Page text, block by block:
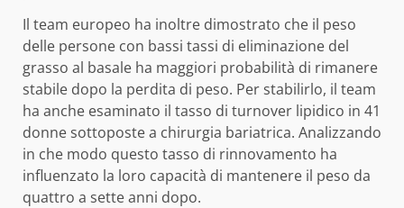
Il team europeo ha inoltre dimostrato che il peso
delle persone con bassi tassi di eliminazione del
grasso al basale ha maggiori probabilità di rimanere
stabile dopo la perdita di peso. Per stabilirlo, il team
ha anche esaminato il tasso di turnover lipidico in 41
donne sottoposte a chirurgia bariatrica. Analizzando
in che modo questo tasso di rinnovamento ha
influenzato la loro capacità di mantenere il peso da
quattro a sette anni dopo.